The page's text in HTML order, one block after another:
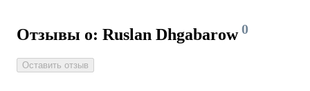
Отзывы о: Ruslan Dhgabarow 0
Оставить отзыв